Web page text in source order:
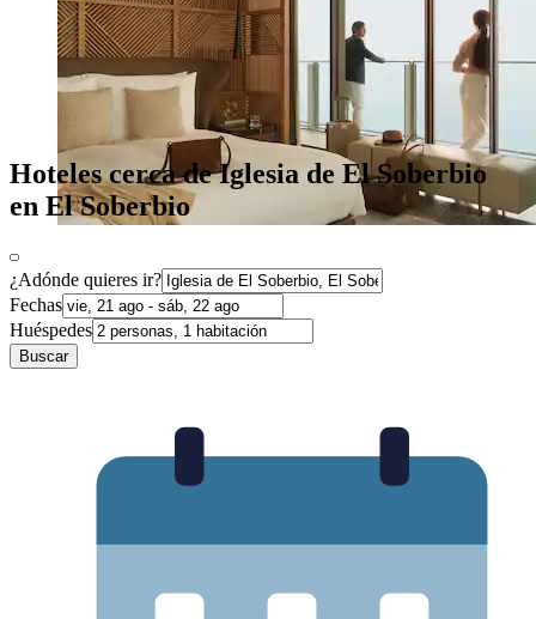
Hoteles cerca de Iglesia de El Soberbio
en El Soberbio
¿Adónde quieres ir?
Fechas
Huéspedes
Buscar